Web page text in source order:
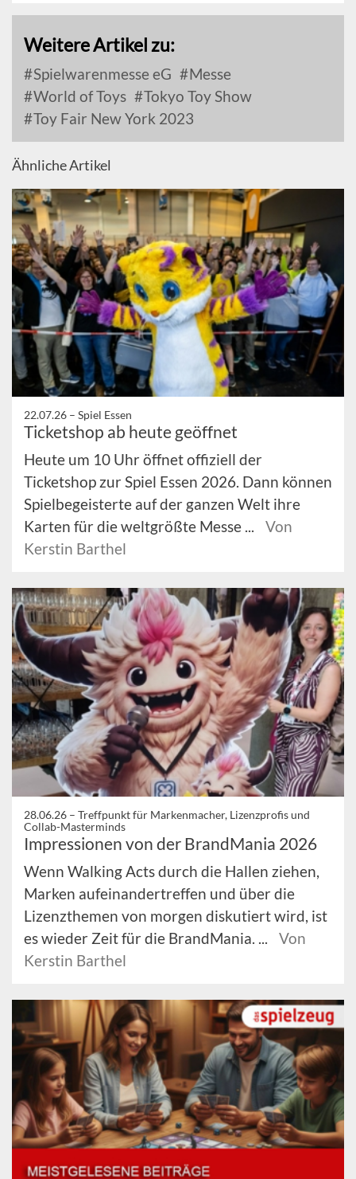
Weitere Artikel zu:
Spielwarenmesse eG
Messe
World of Toys
Tokyo Toy Show
Toy Fair New York 2023
Ähnliche Artikel
22.07.26 – Spiel Essen
Ticketshop ab heute geöffnet
Heute um 10 Uhr öffnet offiziell der
Ticketshop zur Spiel Essen 2026. Dann können
Spielbegeisterte auf der ganzen Welt ihre
Karten für die weltgrößte Messe ...
Von
Kerstin Barthel
28.06.26 – Treffpunkt für Markenmacher, Lizenzprofis und
Collab-Masterminds
Impressionen von der BrandMania 2026
Wenn Walking Acts durch die Hallen ziehen,
Marken aufeinandertreffen und über die
Lizenzthemen von morgen diskutiert wird, ist
es wieder Zeit für die BrandMania. ...
Von
Kerstin Barthel